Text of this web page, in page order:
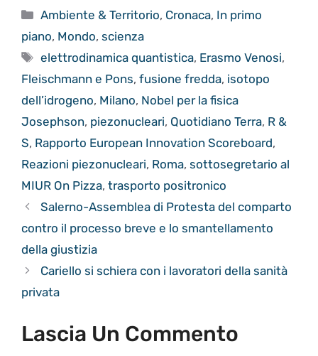
Categorie
Ambiente & Territorio, Cronaca, In primo
piano, Mondo, scienza
Tag
elettrodinamica quantistica, Erasmo Venosi,
Fleischmann e Pons, fusione fredda, isotopo
dell’idrogeno, Milano, Nobel per la fisica
Josephson, piezonucleari, Quotidiano Terra, R &
S, Rapporto European Innovation Scoreboard,
Reazioni piezonucleari, Roma, sottosegretario al
MIUR On Pizza, trasporto positronico
Salerno-Assemblea di Protesta del comparto
contro il processo breve e lo smantellamento
della giustizia
Cariello si schiera con i lavoratori della sanità
privata
Lascia Un Commento